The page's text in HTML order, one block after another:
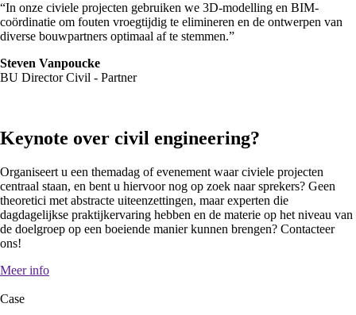
“In onze civiele projecten gebruiken we 3D-modelling en BIM-
coördinatie om fouten vroegtijdig te elimineren en de ontwerpen van
diverse bouwpartners optimaal af te stemmen.”
Steven Vanpoucke
BU Director Civil - Partner
Keynote over civil engineering?
Organiseert u een themadag of evenement waar civiele projecten
centraal staan, en bent u hiervoor nog op zoek naar sprekers? Geen
theoretici met abstracte uiteenzettingen, maar experten die
dagdagelijkse praktijkervaring hebben en de materie op het niveau van
de doelgroep op een boeiende manier kunnen brengen? Contacteer
ons!
Meer info
Case